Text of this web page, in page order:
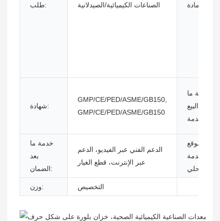
طلب: الصناعات الكيميائية/الصيدلانية
شهادة:
GMP/CE/PED/ASME/GB150,
GMP/CE/PED/ASME/GB150
خدمة ما
بعد البيع
خدمة ما
بعد
الضمان:
الدعم الفني عبر الفيديو، الدعم
عبر الإنترنت، قطع الغيار
موقع
الخدمة
وزن: التخصيص